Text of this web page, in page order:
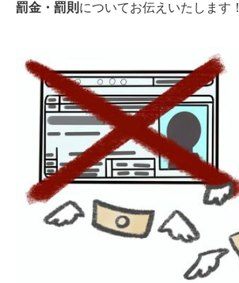
罰金・罰則 についてお伝えいたします！